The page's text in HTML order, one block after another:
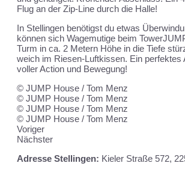
Flug an der Zip-Line durch die Halle!
In Stellingen benötigst du etwas
können sich Wagemutige beim
Turm in ca. 2 Metern Höhe in die Tiefe
weich im Riesen-Luftkissen. Ein perfektes
voller Action und Bewegung!
© JUMP House / Tom Menz
© JUMP House / Tom Menz
© JUMP House / Tom Menz
© JUMP House / Tom Menz
Voriger
Nächster
Adresse Stellingen: Kieler Straße 572,